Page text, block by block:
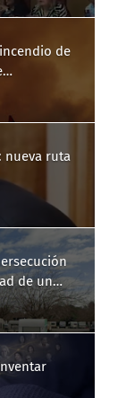
de
nueva ruta
de un